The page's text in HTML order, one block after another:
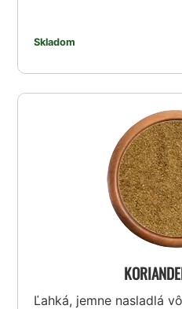
Skladom
Ľahká, jemne nasladlá